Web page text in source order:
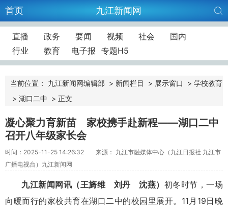
首页 九江新闻网
直播 政务 要闻 视频 社会
国内
行业
教育 电子报 专题H5
当前位置： 九江新闻网编辑部 > 新闻栏目 > 展示窗口 > 学校教育
> 湖口二中 > 正文
凝心聚力育新苗 家校携手赴新程——湖口二中
召开八年级家长会
时间：2025-11-25 14:26:32
来源： 九江市融媒体中心（九江日报社 九江市
广播电视台）九江新闻网
九江新闻网讯（王旖维 刘丹 沈燕） 初冬时节，一场
向暖而行的家校共育在湖口二中的校园里展开。11月19日晚